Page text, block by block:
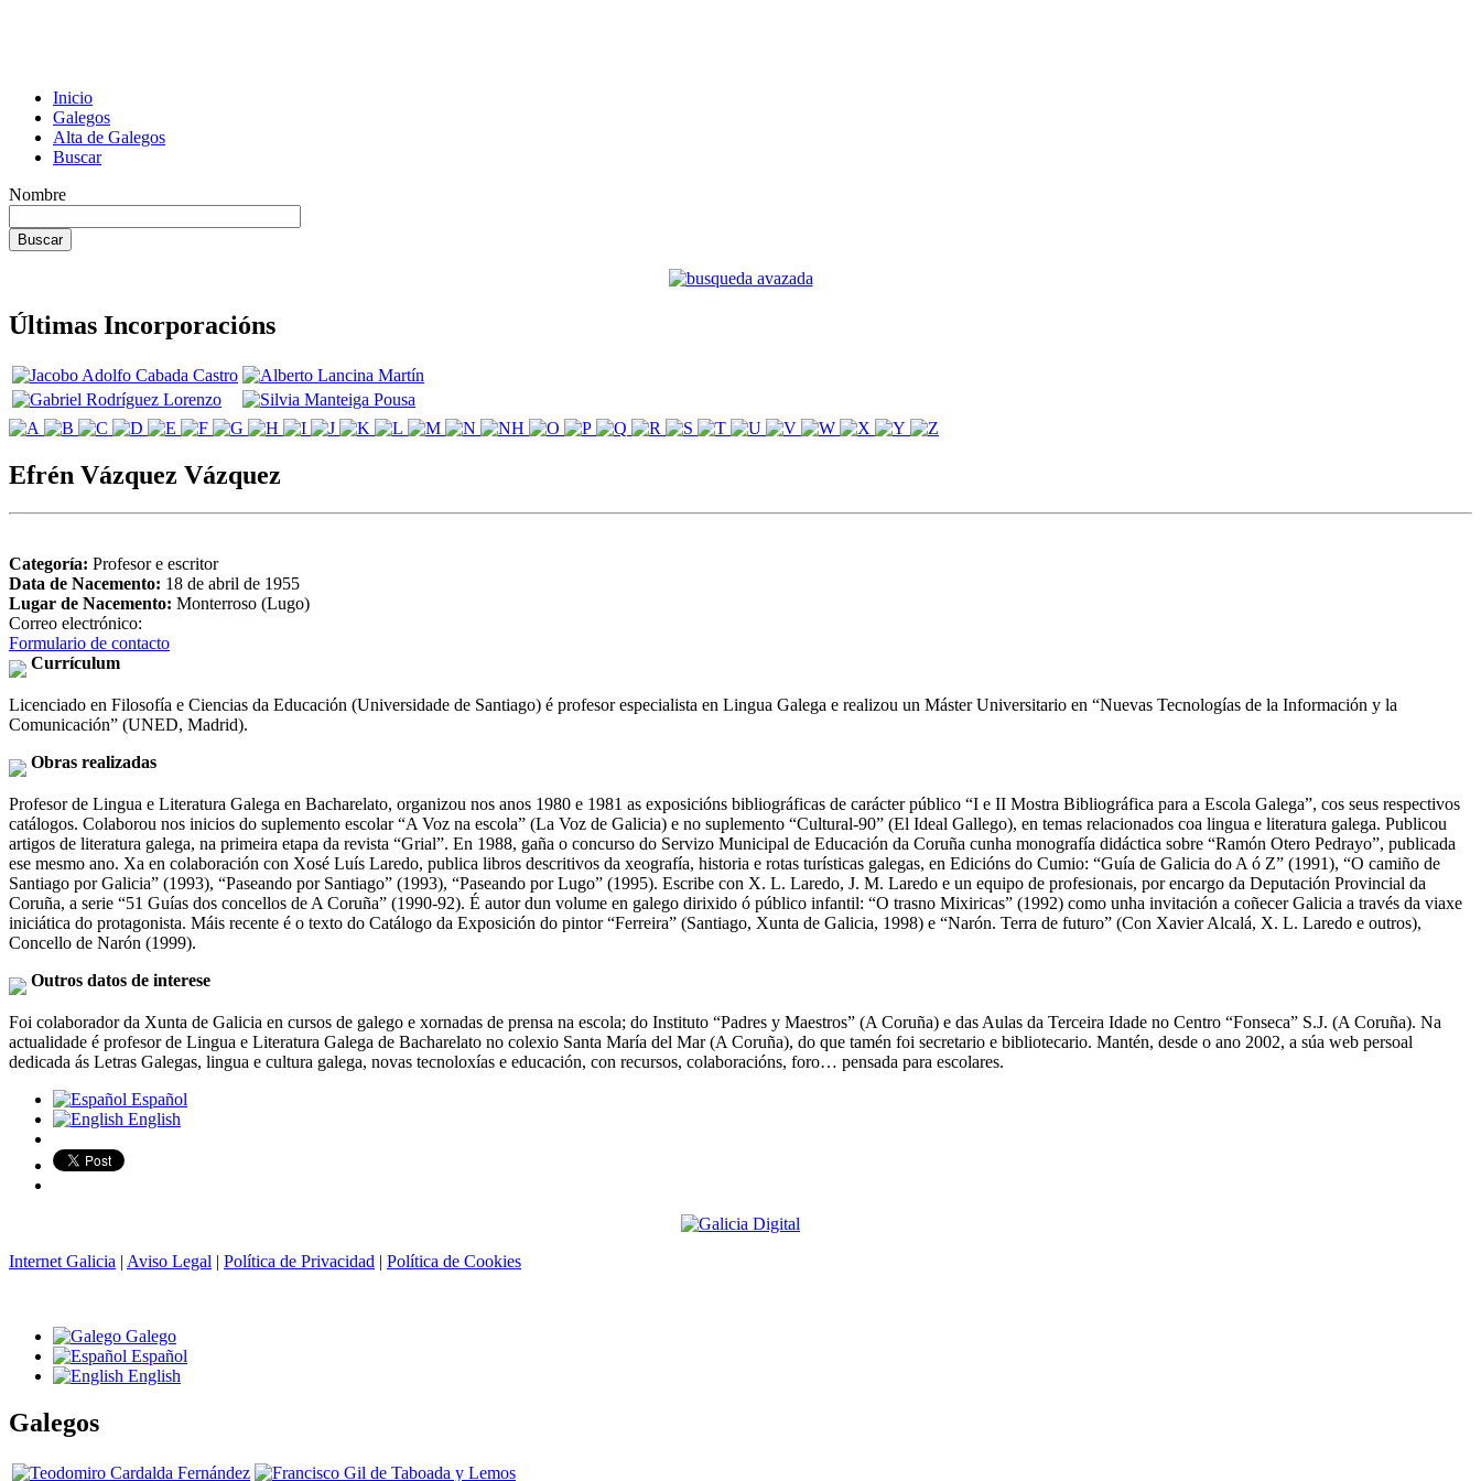
Inicio
Galegos
Alta de Galegos
Buscar
Nombre
Últimas Incorporacións
Efrén Vázquez Vázquez
Categoría: Profesor e escritor
Data de Nacemento: 18 de abril de 1955
Lugar de Nacemento: Monterroso (Lugo)
Correo electrónico:
Formulario de contacto
Currículum
Licenciado en Filosofía e Ciencias da Educación (Universidade de Santiago) é profesor especialista en Lingua Galega e realizou un Máster Universitario en “Nuevas Tecnologías de la Información y la
Comunicación” (UNED, Madrid).
Obras realizadas
Profesor de Lingua e Literatura Galega en Bacharelato, organizou nos anos 1980 e 1981 as exposicións bibliográficas de carácter público “I e II Mostra Bibliográfica para a Escola Galega”, cos seus respectivos
catálogos. Colaborou nos inicios do suplemento escolar “A Voz na escola” (La Voz de Galicia) e no suplemento “Cultural-90” (El Ideal Gallego), en temas relacionados coa lingua e literatura galega. Publicou
artigos de literatura galega, na primeira etapa da revista “Grial”. En 1988, gaña o concurso do Servizo Municipal de Educación da Coruña cunha monografía didáctica sobre “Ramón Otero Pedrayo”, publicada
ese mesmo ano. Xa en colaboración con Xosé Luís Laredo, publica libros descritivos da xeografía, historia e rotas turísticas galegas, en Edicións do Cumio: “Guía de Galicia do A ó Z” (1991), “O camiño de
Santiago por Galicia” (1993), “Paseando por Santiago” (1993), “Paseando por Lugo” (1995). Escribe con X. L. Laredo, J. M. Laredo e un equipo de profesionais, por encargo da Deputación Provincial da
Coruña, a serie “51 Guías dos concellos de A Coruña” (1990-92). É autor dun volume en galego dirixido ó público infantil: “O trasno Mixiricas” (1992) como unha invitación a coñecer Galicia a través da viaxe
iniciática do protagonista. Máis recente é o texto do Catálogo da Exposición do pintor “Ferreira” (Santiago, Xunta de Galicia, 1998) e “Narón. Terra de futuro” (Con Xavier Alcalá, X. L. Laredo e outros),
Concello de Narón (1999).
Outros datos de interese
Foi colaborador da Xunta de Galicia en cursos de galego e xornadas de prensa na escola; do Instituto “Padres y Maestros” (A Coruña) e das Aulas da Terceira Idade no Centro “Fonseca” S.J. (A Coruña). Na
actualidade é profesor de Lingua e Literatura Galega de Bacharelato no colexio Santa María del Mar (A Coruña), do que tamén foi secretario e bibliotecario. Mantén, desde o ano 2002, a súa web persoal
dedicada ás Letras Galegas, lingua e cultura galega, novas tecnoloxías e educación, con recursos, colaboracións, foro… pensada para escolares.
Español
English
Internet Galicia | Aviso Legal | Política de Privacidad | Política de Cookies
Galego
Español
English
Galegos